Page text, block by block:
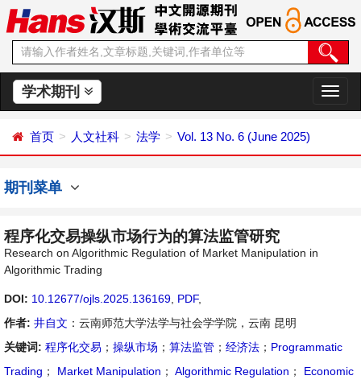
学术期刊
切
换
首页 人文社科 法学 Vol. 13 No. 6 (June 2025)
期刊菜单
程序化交易操纵市场行为的算法监管研究
Research on Algorithmic Regulation of Market Manipulation in
Algorithmic Trading
DOI: 10.12677/ojls.2025.136169 PDF,
作者: 井自文 ：云南师范大学法学与社会学学院，云南 昆明
关键词: 程序化交易 ； 操纵市场 ； 算法监管 ； 经济法 ； Programmatic
Trading ； Market Manipulation ； Algorithmic Regulation ；
Economic